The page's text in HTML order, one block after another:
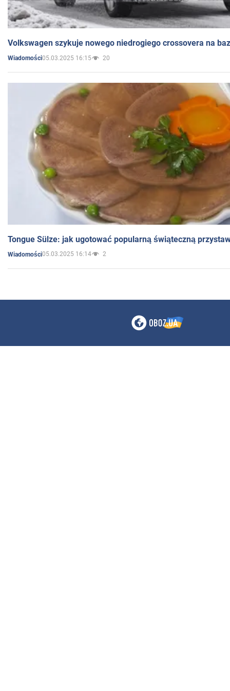
Volkswagen szykuje nowego niedrogiego crossovera na
Wiadomości05.03.2025 16:15 20
Tongue Sülze: jak ugotować popularną świąteczną
Wiadomości05.03.2025 16:14 2